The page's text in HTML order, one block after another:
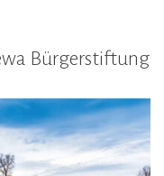
Bürgerstiftung